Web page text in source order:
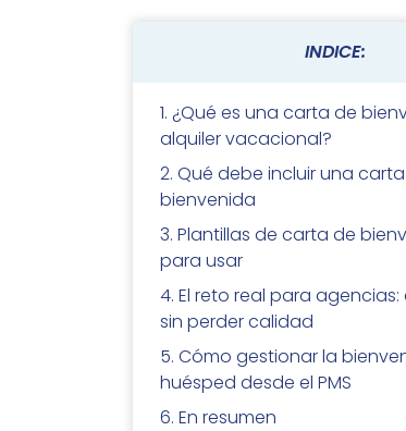
INDICE:
1. ¿Qué es una carta de
alquiler vacacional?
2. Qué debe incluir una
bienvenida
3. Plantillas de carta de
para usar
4. El reto real para
sin perder calidad
5. Cómo gestionar la
huésped desde el PMS
6. En resumen